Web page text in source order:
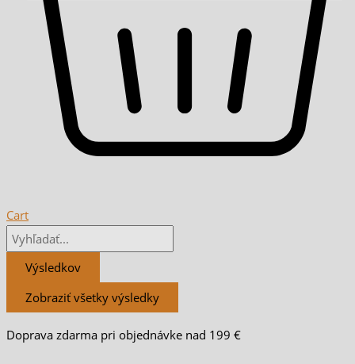
Cart
Výsledkov
Zobraziť všetky výsledky
Doprava zdarma pri objednávke nad 199 €